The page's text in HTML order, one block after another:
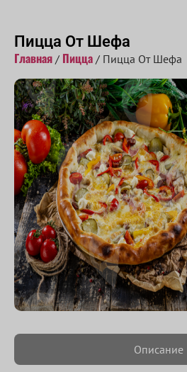
Пицца От Шефа
Главная / Пицца / Пицца От Шефа
Описание